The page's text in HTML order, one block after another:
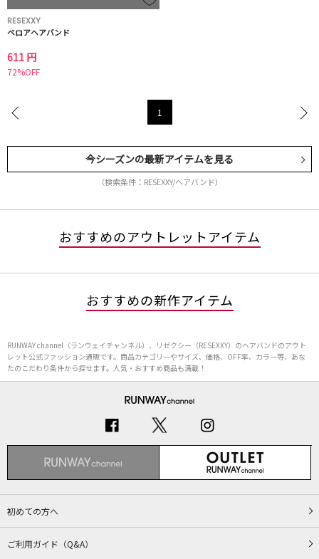
RESEXXY
ベロアヘアバンド
611 円
72%OFF
1
今シーズンの最新アイテムを見る
（検索条件：RESEXXY/ヘアバンド）
おすすめのアウトレットアイテム
おすすめの新作アイテム
RUNWAY channel（ランウェイチャンネル）、リゼクシー（RESEXXY）のヘアバンドのアウト
レット公式ファッション通販です。商品カテゴリーやサイズ、価格、OFF率、カラー等、あな
たのこだわり条件から探せます。人気・おすすめ商品も満載！
初めての方へ
ご利用ガイド（Q&A）